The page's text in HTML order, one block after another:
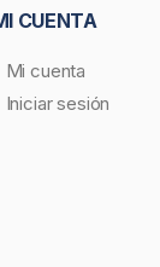
CUENTA
Mi cuenta
Iniciar sesión